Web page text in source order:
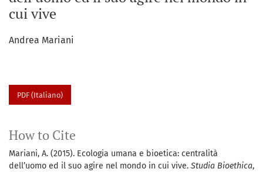
cui vive
Andrea Mariani
PDF (Italiano)
How to Cite
Mariani, A. (2015). Ecologia umana e bioetica: centralità
dell’uomo ed il suo agire nel mondo in cui vive. Studia Bioethica,